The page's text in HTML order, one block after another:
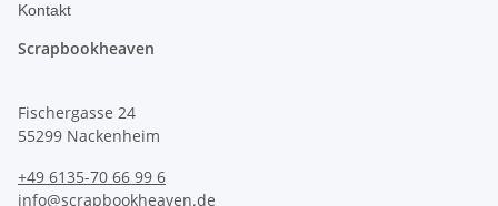
Kontakt
Scrapbookheaven
Fischergasse 24
55299 Nackenheim
+49 6135-70 66 99 6
info@scrapbookheaven.de